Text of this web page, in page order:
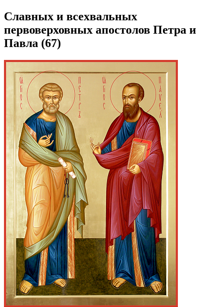
Славных и всехвальных
первоверховных апостолов Петра и
Павла (67)